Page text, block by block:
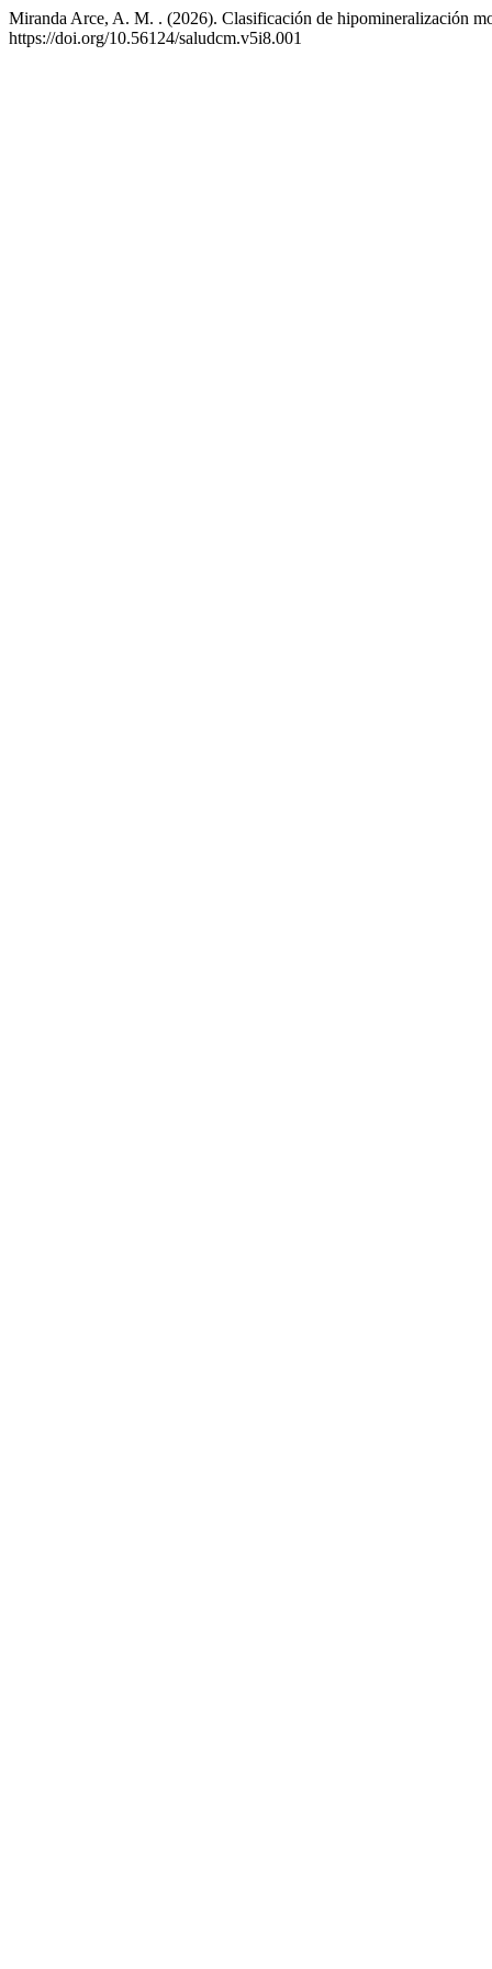
Miranda Arce, A. M. . (2026). Clasificación de hipomineralización
https://doi.org/10.56124/saludcm.v5i8.001